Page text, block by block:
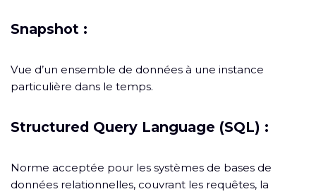
Snapshot :
Vue d’un ensemble de données à une instance
particulière dans le temps.
Structured Query Language (SQL) :
Norme acceptée pour les systèmes de bases de
données relationnelles, couvrant les requêtes, la